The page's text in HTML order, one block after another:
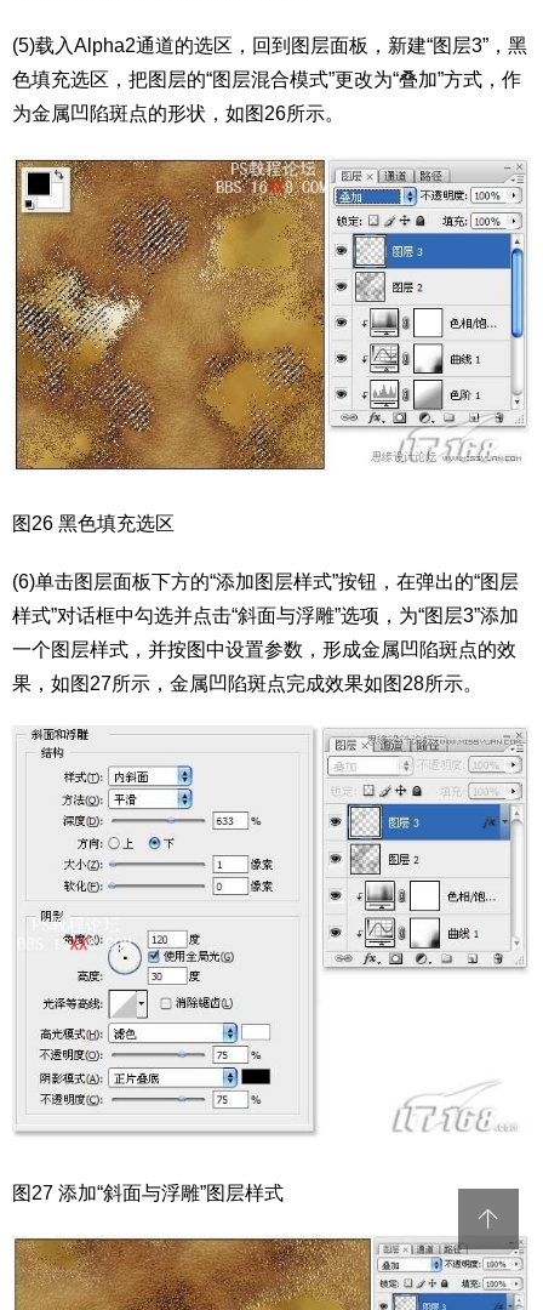
(5)载入Alpha2通道的选区，回到图层面板，新建“图层3”，黑
色填充选区，把图层的“图层混合模式”更改为“叠加”方式，作
为金属凹陷斑点的形状，如图26所示。
图26 黑色填充选区
(6)单击图层面板下方的“添加图层样式”按钮，在弹出的“图层
样式”对话框中勾选并点击“斜面与浮雕”选项，为“图层3”添加
一个图层样式，并按图中设置参数，形成金属凹陷斑点的效
果，如图27所示，金属凹陷斑点完成效果如图28所示。
图27 添加“斜面与浮雕”图层样式